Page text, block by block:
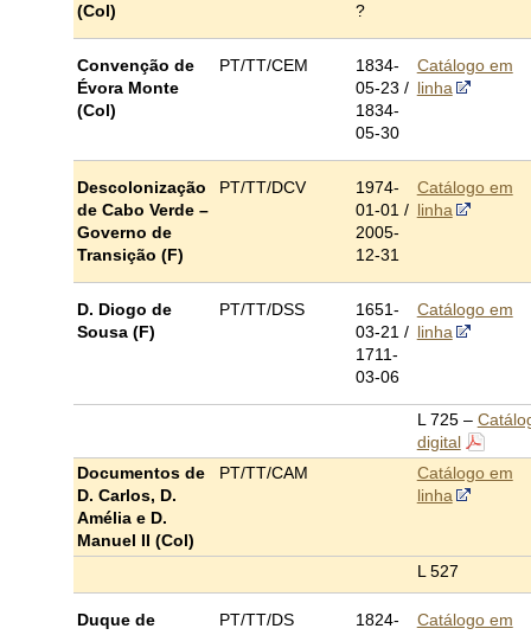
(Col)
?
Convenção de
Évora Monte
(Col)
PT/TT/CEM
1834-
05-23 /
1834-
05-30
Catálogo em
linha
Descolonização
de Cabo Verde –
Governo de
Transição (F)
PT/TT/DCV
1974-
01-01 /
2005-
12-31
Catálogo em
linha
D. Diogo de
Sousa (F)
PT/TT/DSS
1651-
03-21 /
1711-
03-06
Catálogo em
linha
L 725 –
digital
Documentos de
D. Carlos, D.
Amélia e D.
Manuel II (Col)
PT/TT/CAM
Catálogo em
linha
L 527
Duque de
PT/TT/DS
1824-
Catálogo em